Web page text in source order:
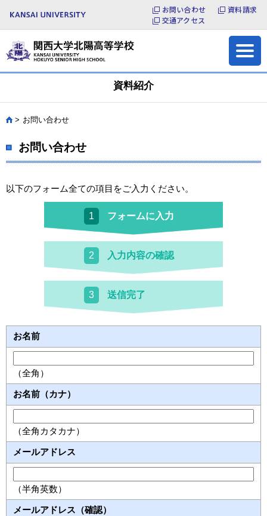
お問い合わせ
資料請求
交通アクセス
お問い合わせ 各種証明書の発行
サイトマップ
資料紹介
HOME
お問い合わせ
お問い合わせ
以下のフォーム全ての項目をご入力ください。
1 フォームに入力
2 入力内容の確認
3 送信完了
お名前
（全角）
お名前（カナ）
（全角カタカナ）
メールアドレス
（半角英数）
メールアドレス（確認）